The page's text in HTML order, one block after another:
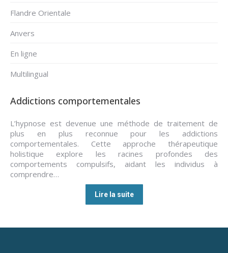
Flandre Orientale
Anvers
En ligne
Multilingual
Addictions comportementales
L’hypnose est devenue une méthode de traitement de
plus en plus reconnue pour les addictions
comportementales. Cette approche thérapeutique
holistique explore les racines profondes des
comportements compulsifs, aidant les individus à
comprendre…
Lire la suite